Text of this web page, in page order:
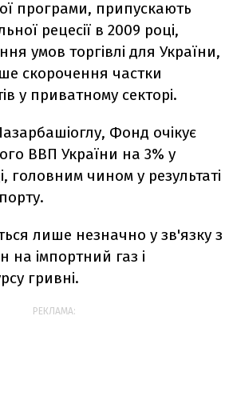
програми, припускають
рецесії в 2009 році,
умов торгівлі для України,
скорочення частки
у приватному секторі.
Фонд очікує
ВВП України на 3% у
головним чином у результаті
лише незначно у зв'язку з
на імпортний газ і
гривні.
РЕКЛАМА: